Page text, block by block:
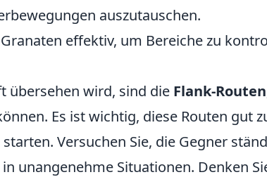
auszutauschen.
effektiv, um Bereiche zu
übersehen wird, sind die Flank-Routen
Es ist wichtig, diese Routen gut
Versuchen Sie, die Gegner
unangenehme Situationen. Denken